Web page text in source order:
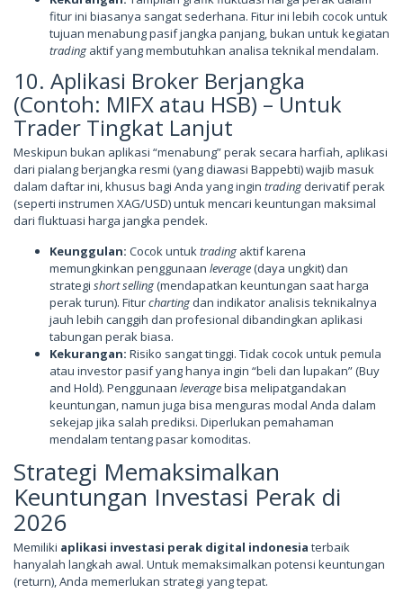
fitur ini biasanya sangat sederhana. Fitur ini lebih cocok untuk
tujuan menabung pasif jangka panjang, bukan untuk kegiatan
trading aktif yang membutuhkan analisa teknikal mendalam.
10. Aplikasi Broker Berjangka
(Contoh: MIFX atau HSB) – Untuk
Trader Tingkat Lanjut
Meskipun bukan aplikasi “menabung” perak secara harfiah, aplikasi
dari pialang berjangka resmi (yang diawasi Bappebti) wajib masuk
dalam daftar ini, khusus bagi Anda yang ingin tradingderivatif perak
(seperti instrumen XAG/USD) untuk mencari keuntungan maksimal
dari fluktuasi harga jangka pendek.
Keunggulan: Cocok untuktrading aktif karena
memungkinkan penggunaan leverage(daya ungkit) dan
strategi short selling(mendapatkan keuntungan saat harga
perak turun). Fiturchartingdan indikator analisis teknikalnya
jauh lebih canggih dan profesional dibandingkan aplikasi
tabungan perak biasa.
Kekurangan: Risiko sangat tinggi. Tidak cocok untuk pemula
atau investor pasif yang hanya ingin “beli dan lupakan” (Buy
and Hold). Penggunaan leveragebisa melipatgandakan
keuntungan, namun juga bisa menguras modal Anda dalam
sekejap jika salah prediksi. Diperlukan pemahaman
mendalam tentang pasar komoditas.
Strategi Memaksimalkan
Keuntungan Investasi Perak di
2026
Memiliki aplikasi investasi perak digital indonesia terbaik
hanyalah langkah awal. Untuk memaksimalkan potensi keuntungan
(return), Anda memerlukan strategi yang tepat.